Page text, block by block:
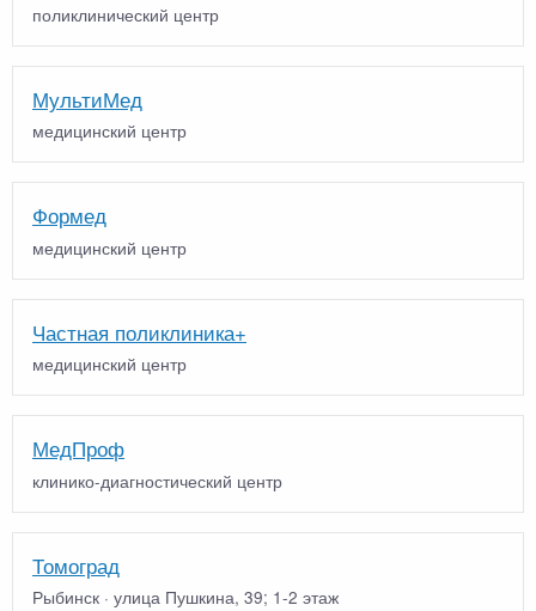
поликлинический центр
МультиМед
медицинский центр
Формед
медицинский центр
Частная поликлиника+
медицинский центр
МедПроф
клинико-диагностический центр
Томоград
Рыбинск · улица Пушкина, 39; 1-2 этаж